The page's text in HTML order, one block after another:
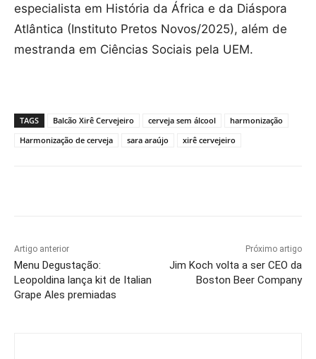
especialista em História da África e da Diáspora
Atlântica (Instituto Pretos Novos/2025), além de
mestranda em Ciências Sociais pela UEM.
TAGS Balcão Xirê Cervejeiro cerveja sem álcool
harmonização
Harmonização de cerveja
sara araújo xirê cervejeiro
Artigo anterior
Menu Degustação:
Leopoldina lança kit de Italian
Grape Ales premiadas
Próximo artigo
Jim Koch volta a ser CEO da
Boston Beer Company